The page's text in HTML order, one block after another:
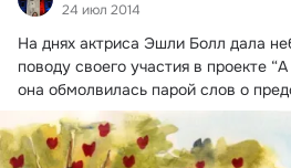
24 июл 2014
На днях актриса Эшли Болл дала
поводу своего участия в проекте
она обмолвилась парой слов о